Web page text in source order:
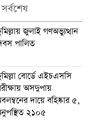
জুলাই গণঅভ্যুত্থান
পালিত
বোর্ডে এইচএসসি
অসদুপায়
দায়ে বহিষ্কার ৫,
২১০৫